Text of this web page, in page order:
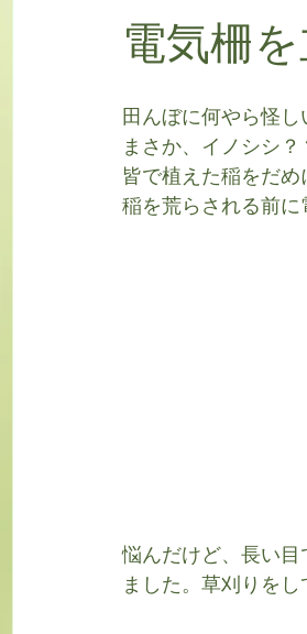
電気柵
田んぼに何やら怪し
まさか、イノシシ？
皆で植えた稲をだめ
稲を荒らされる前に
悩んだけど、長い
ました。草刈りを